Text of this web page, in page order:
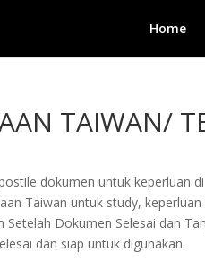
Home
TAIWAN/
dokumen untuk keperluan
Taiwan untuk study,
Dokumen Selesai dan
dan siap untuk digunakan.